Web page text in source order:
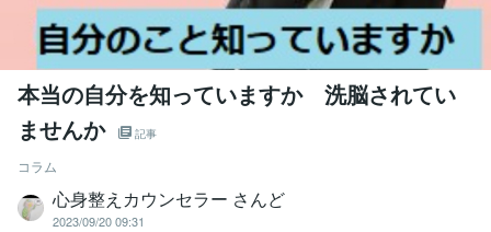
本当の自分を知っていますか 洗脳されてい
ませんか
記事
コラム
心身整えカウンセラー さんど
2023/09/20 09:31